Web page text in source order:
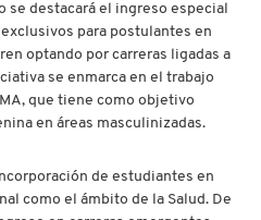
se destacará el ingreso especial
para postulantes en
optando por carreras ligadas a
se enmarca en el trabajo
que tiene como objetivo
en áreas masculinizadas.
de estudiantes en
como el ámbito de la Salud. De